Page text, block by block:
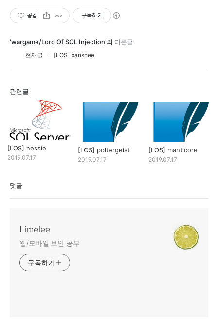
공감 구독하기
'wargame/Lord Of SQL Injection'의 다른글
현재글 [LOS] banshee
관련글
[LOS] nessie
2019.07.17
[LOS] poltergeist
2019.07.17
[LOS] manticore
2019.07.17
댓글
Limelee
웹/모바일 보안 공부
구독하기